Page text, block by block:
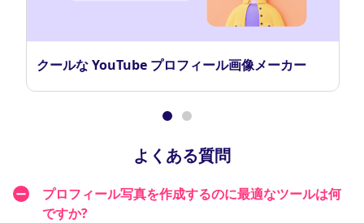
クールな YouTube プロフィール画像メーカー
よくある質問
プロフィール写真を作成するのに最適なツールは何
ですか?